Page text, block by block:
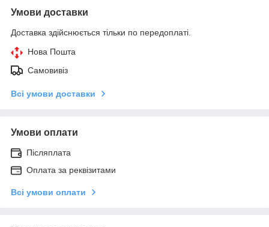
Умови доставки
Доставка здійснюється тільки по передоплаті.
Нова Пошта
Самовивіз
Всі умови доставки
Умови оплати
Післяплата
Оплата за реквізитами
Всі умови оплати